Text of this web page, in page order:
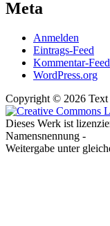
Meta
Anmelden
Eintrags-Feed
Kommentar-Feed
WordPress.org
Copyright © 2026
Dieses Werk ist
Namensnennung -
Weitergabe unter